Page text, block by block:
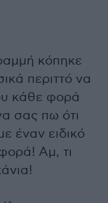
κόπηκε
περιττό να
κάθε φορά
σας πω ότι
έναν ειδικό
Αμ, τι